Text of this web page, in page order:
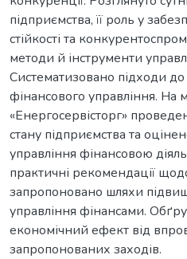
підприємства, її роль у
стійкості та
методи й інструменти
Систематизовано підходи
фінансового управління. На
«Енергосервісторг»
стану підприємства та
управління фінансовою
практичні рекомендації
запропоновано шляхи
управління фінансами.
економічний ефект від
запропонованих заходів.